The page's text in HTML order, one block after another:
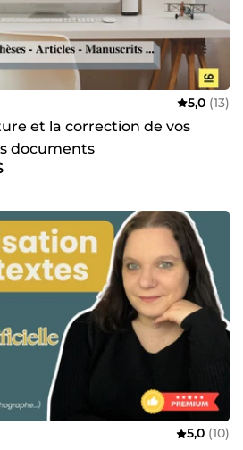
5,0 (13)
et la correction de vos
documents
5,0 (10)